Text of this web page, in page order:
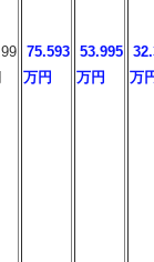
75.593
万円
53.995
万円
万